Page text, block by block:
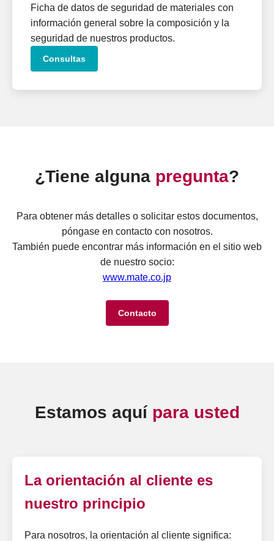
Ficha de datos de seguridad de materiales con
información general sobre la composición y la
seguridad de nuestros productos.
Consultas
¿Tiene alguna pregunta?
Para obtener más detalles o solicitar estos documentos,
póngase en contacto con nosotros.
También puede encontrar más información en el sitio web
de nuestro socio:
www.mate.co.jp
Contacto
Estamos aquí para usted
La orientación al cliente es
nuestro principio
Para nosotros, la orientación al cliente significa: